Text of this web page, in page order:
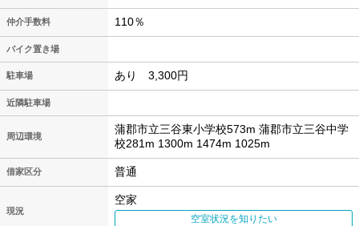
仲介手数料 110％
バイク置き場
駐車場 あり 3,300円
近隣駐車場
周辺環境
蒲郡市立三谷東小学校573m 蒲郡市立三谷中学
校281m 1300m 1474m 1025m
借家区分 普通
現況
空家
空室状況を知りたい